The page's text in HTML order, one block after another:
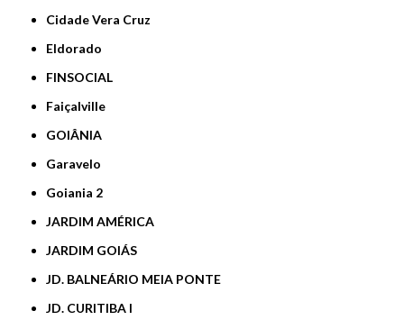
Cidade Vera Cruz
Eldorado
FINSOCIAL
Faiçalville
GOIÂNIA
Garavelo
Goiania 2
JARDIM AMÉRICA
JARDIM GOIÁS
JD. BALNEÁRIO MEIA PONTE
JD. CURITIBA I